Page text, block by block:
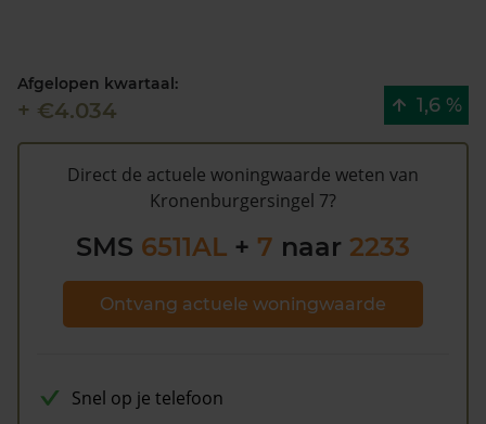
gemeente Nijmegen is €182.000 (2020). Volgens
Kadasterdata is de kans laag dat deze waarde te hoog
is en dat er bespaard zou kunnen worden op de
gemeentelijke belastingen. Met hetgratis WOZ alarm
bent u elk jaar op de hoogte van uw laatste WOZ
Afgelopen kwartaal:
+ €4.034 1,6 %
Direct de actuele woningwaarde weten van
Kronenburgersingel 7?
SMS 6511AL + 7 naar 2233
Ontvang actuele woningwaarde
Snel op je telefoon